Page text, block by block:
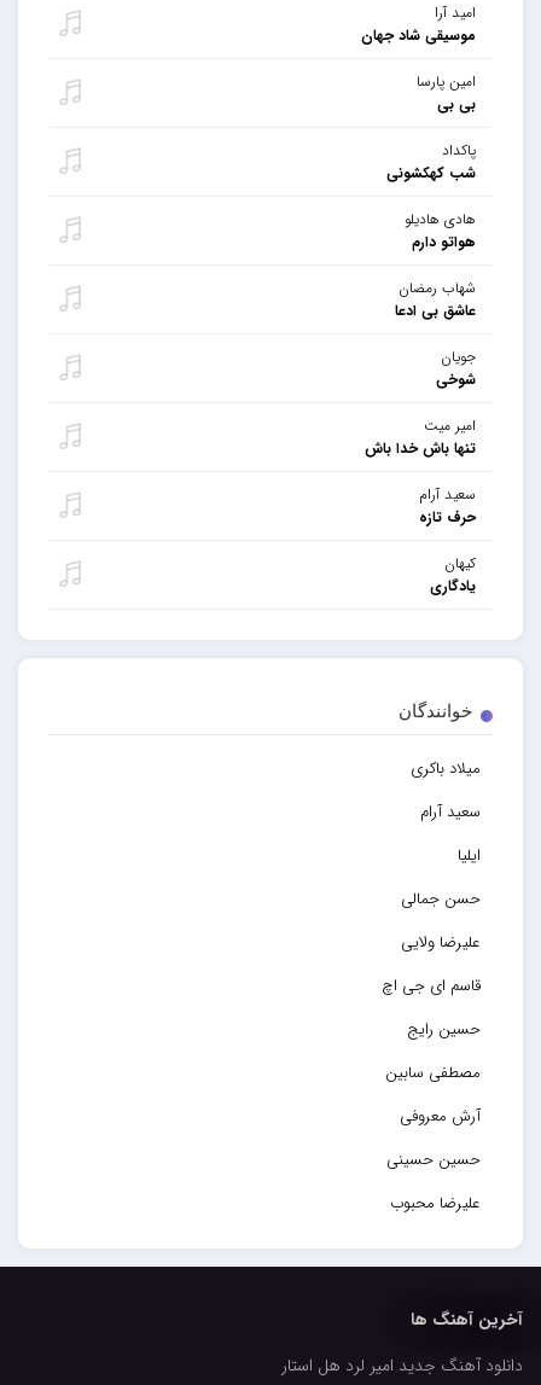
امید آرا
موسیقی شاد جهان
امین پارسا
بی بی
پاکداد
شب کهکشونی
هادی هادیلو
هواتو دارم
شهاب رمضان
عاشق بی ادعا
جویان
شوخی
امیر میت
تنها باش خدا باش
سعید آرام
حرف تازه
کیهان
یادگاری
خوانندگان
میلاد باکری
سعید آرام
ایلیا
حسن جمالی
علیرضا ولایی
قاسم ای جی اچ
حسین رایج
مصطفی سابین
آرش معروفی
حسین حسینی
علیرضا محبوب
حسین حصارکی
کاپیتان
مجید رضوی
آخرین آهنگ ها
دانلود آهنگ جدید امیر لرد هل استار